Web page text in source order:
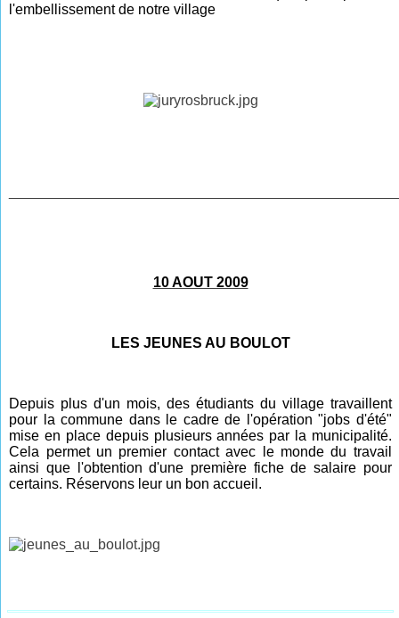
l'embellissement de notre village
10 AOUT 2009
LES JEUNES AU BOULOT
Depuis plus d'un mois, des étudiants du village travaillent
pour la commune dans le cadre de l'opération "jobs d'été"
mise en place depuis plusieurs années par la municipalité.
Cela permet un premier contact avec le monde du travail
ainsi que l'obtention d'une première fiche de salaire pour
certains. Réservons leur un bon accueil.